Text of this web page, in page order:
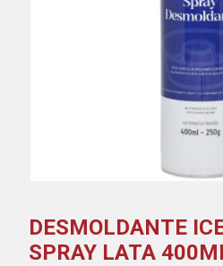
DESMOLDANTE
SPRAY LATA